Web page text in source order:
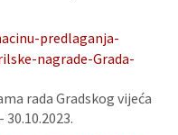
predlaganja-
nagrade-Grada-
rada Gradskog vijeća
30.10.2023.